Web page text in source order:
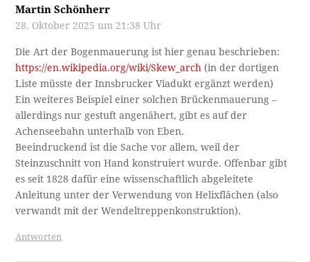
Martin Schönherr
28. Oktober 2025 um 21:38 Uhr
Die Art der Bogenmauerung ist hier genau beschrieben:
https://en.wikipedia.org/wiki/Skew_arch (in der dortigen
Liste müsste der Innsbrucker Viadukt ergänzt werden)
Ein weiteres Beispiel einer solchen Brückenmauerung –
allerdings nur gestuft angenähert, gibt es auf der
Achenseebahn unterhalb von Eben.
Beeindruckend ist die Sache vor allem, weil der
Steinzuschnitt von Hand konstruiert wurde. Offenbar gibt
es seit 1828 dafür eine wissenschaftlich abgeleitete
Anleitung unter der Verwendung von Helixflächen (also
verwandt mit der Wendeltreppenkonstruktion).
Antworten